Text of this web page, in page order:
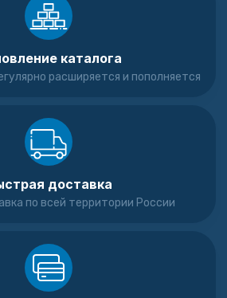
каталога
расширяется и пополняется
доставка
по всей территории России